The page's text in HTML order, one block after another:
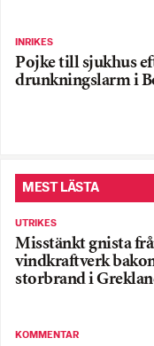
INRIKES
Pojke till sjukhus
drunkningslarm i
MEST LÄSTA
UTRIKES
Misstänkt gnista
vindkraftverk
storbrand i
KOMMENTAR